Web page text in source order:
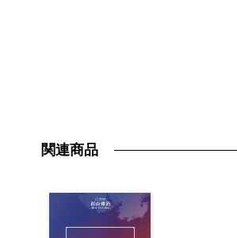
関連商品